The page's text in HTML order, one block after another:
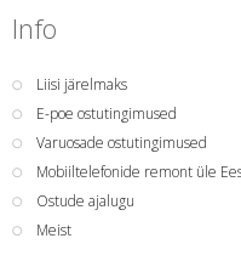
Info
Liisi järelmaks
E-poe ostutingimused
Varuosade ostutingimused
Mobiiltelefonide remont üle
Ostude ajalugu
Meist